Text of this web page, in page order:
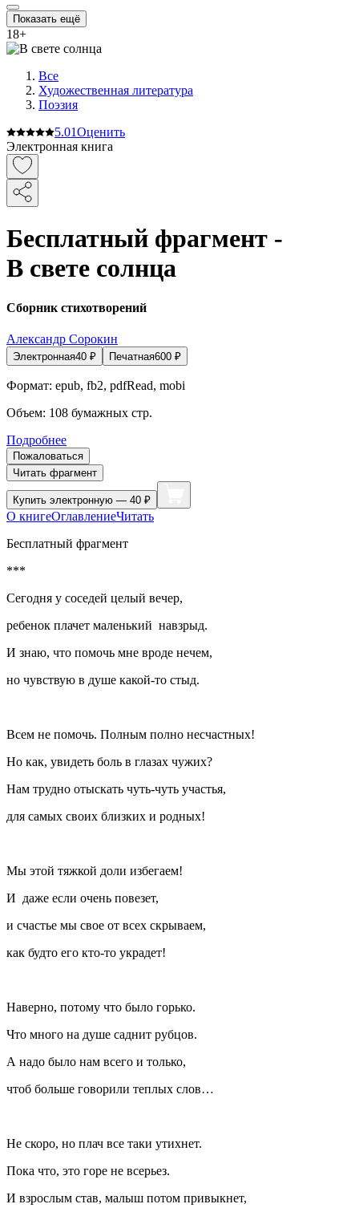
Показать ещё
18+
Все
Художественная литература
Поэзия
5.01Оценить
Электронная книга
Бесплатный фрагмент -
В свете солнца
Сборник стихотворений
Александр Сорокин
Электронная40 ₽ Печатная600 ₽
Формат: epub, fb2, pdfRead, mobi
Объем: 108 бумажных стр.
Подробнее
Пожаловаться
Читать фрагмент
Купить электронную — 40 ₽
О книгеОглавлениеЧитать
Бесплатный фрагмент
***
Cегодня у соседей целый вечер,
ребенок плачет маленький навзрыд.
И знаю, что помочь мне вроде нечем,
но чувствую в душе какой-то стыд.
Всем не помочь. Полным полно несчастных!
Но как, увидеть боль в глазах чужих?
Нам трудно отыскать чуть-чуть участья,
для самых своих близких и родных!
Мы этой тяжкой доли избегаем!
И даже если очень повезет,
и счастье мы свое от всех скрываем,
как будто его кто-то украдет!
Наверно, потому что было горько.
Что много на душе саднит рубцов.
А надо было нам всего и только,
чтоб больше говорили теплых слов…
Не скоро, но плач все таки утихнет.
Пока что, это горе не всерьез.
И взрослым став, малыш потом привыкнет,